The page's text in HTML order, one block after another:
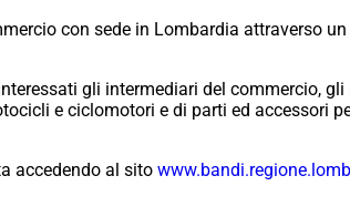
con sede in Lombardia attraverso
gli intermediari del commercio,
e ciclomotori e di parti ed accessori
accedendo al sito